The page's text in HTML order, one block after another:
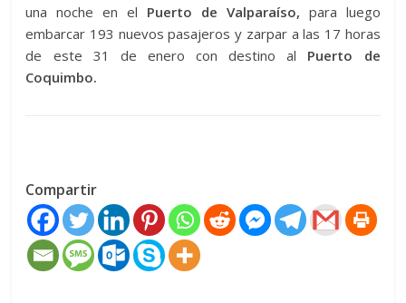
una noche en el Puerto de Valparaíso, para luego
embarcar 193 nuevos pasajeros y zarpar a las 17 horas
de este 31 de enero con destino al Puerto de
Coquimbo.
Compartir